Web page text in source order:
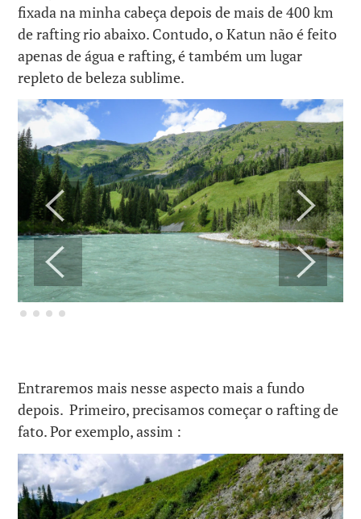
fixada na minha cabeça depois de mais de 400 km
de rafting rio abaixo. Contudo, o Katun não é feito
apenas de água e rafting, é também um lugar
repleto de beleza sublime.
Entraremos mais nesse aspecto mais a fundo
depois. Primeiro, precisamos começar o rafting de
fato. Por exemplo, assim :